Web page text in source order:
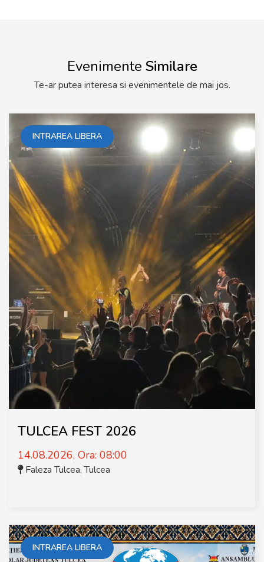
Evenimente Similare
Te-ar putea interesa si evenimentele de mai jos.
INTRAREA LIBERA
TULCEA FEST 2026
14.08.2026, Ora: 08:00
Faleza Tulcea,Tulcea
INTRAREA LIBERA